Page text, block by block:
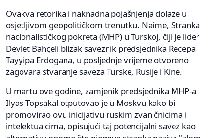
Ovakva retorika i naknadna pojašnjenja dolaze u
osjetljivom geopolitičkom trenutku. Naime, Stranka
nacionalističkog pokreta (MHP) u Turskoj, čiji je lider
Devlet Bahçeli blizak saveznik predsjednika Recepa
Tayyipa Erdogana, u posljednje vrijeme otvoreno
zagovara stvaranje saveza Turske, Rusije i Kine.
U martu ove godine, zamjenik predsjednika MHP-a
Ilyas Topsakal otputovao je u Moskvu kako bi
promovirao ovu inicijativu ruskim zvaničnicima i
intelektualcima, opisujući taj potencijalni savez kao